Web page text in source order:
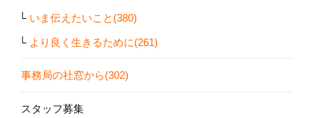
いま伝えたいこと(380)
より良く生きるために(261)
事務局の社窓から(302)
スタッフ募集